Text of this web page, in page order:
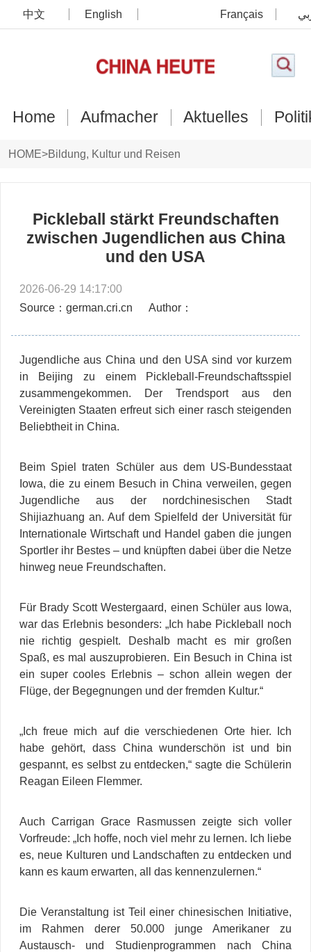
中文 English Français
Home Aufmacher Aktuelles
HOME>Bildung, Kultur und Reisen
Pickleball stärkt Freundschaften
zwischen Jugendlichen aus China
und den USA
2026-06-29 14:17:00
Source：german.cri.cn
Author：
Jugendliche aus China und den USA sind vor kurzem
in Beijing zu einem Pickleball-Freundschaftsspiel
zusammengekommen. Der Trendsport aus den
Vereinigten Staaten erfreut sich einer rasch steigenden
Beliebtheit in China.
Beim Spiel traten Schüler aus dem US-Bundesstaat
Iowa, die zu einem Besuch in China verweilen, gegen
Jugendliche aus der nordchinesischen Stadt
Shijiazhuang an. Auf dem Spielfeld der Universität für
Internationale Wirtschaft und Handel gaben die jungen
Sportler ihr Bestes – und knüpften dabei über die Netze
hinweg neue Freundschaften.
Für Brady Scott Westergaard, einen Schüler aus Iowa,
war das Erlebnis besonders: „Ich habe Pickleball noch
nie richtig gespielt. Deshalb macht es mir großen
Spaß, es mal auszuprobieren. Ein Besuch in China ist
ein super cooles Erlebnis – schon allein wegen der
Flüge, der Begegnungen und der fremden Kultur.“
„Ich freue mich auf die verschiedenen Orte hier. Ich
habe gehört, dass China wunderschön ist und bin
gespannt, es selbst zu entdecken,“ sagte die Schülerin
Reagan Eileen Flemmer.
Auch Carrigan Grace Rasmussen zeigte sich voller
Vorfreude: „Ich hoffe, noch viel mehr zu lernen. Ich liebe
es, neue Kulturen und Landschaften zu entdecken und
kann es kaum erwarten, all das kennenzulernen.“
Die Veranstaltung ist Teil einer chinesischen Initiative,
im Rahmen derer 50.000 junge Amerikaner zu
Austausch- und Studienprogrammen nach China